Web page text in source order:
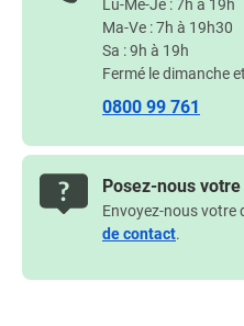
Ma-Ve : 7h à 19h30
Sa : 9h à 19h
Fermé le dimanche
0800 99 761
Posez-nous
Envoyez-nous votre
de contact.